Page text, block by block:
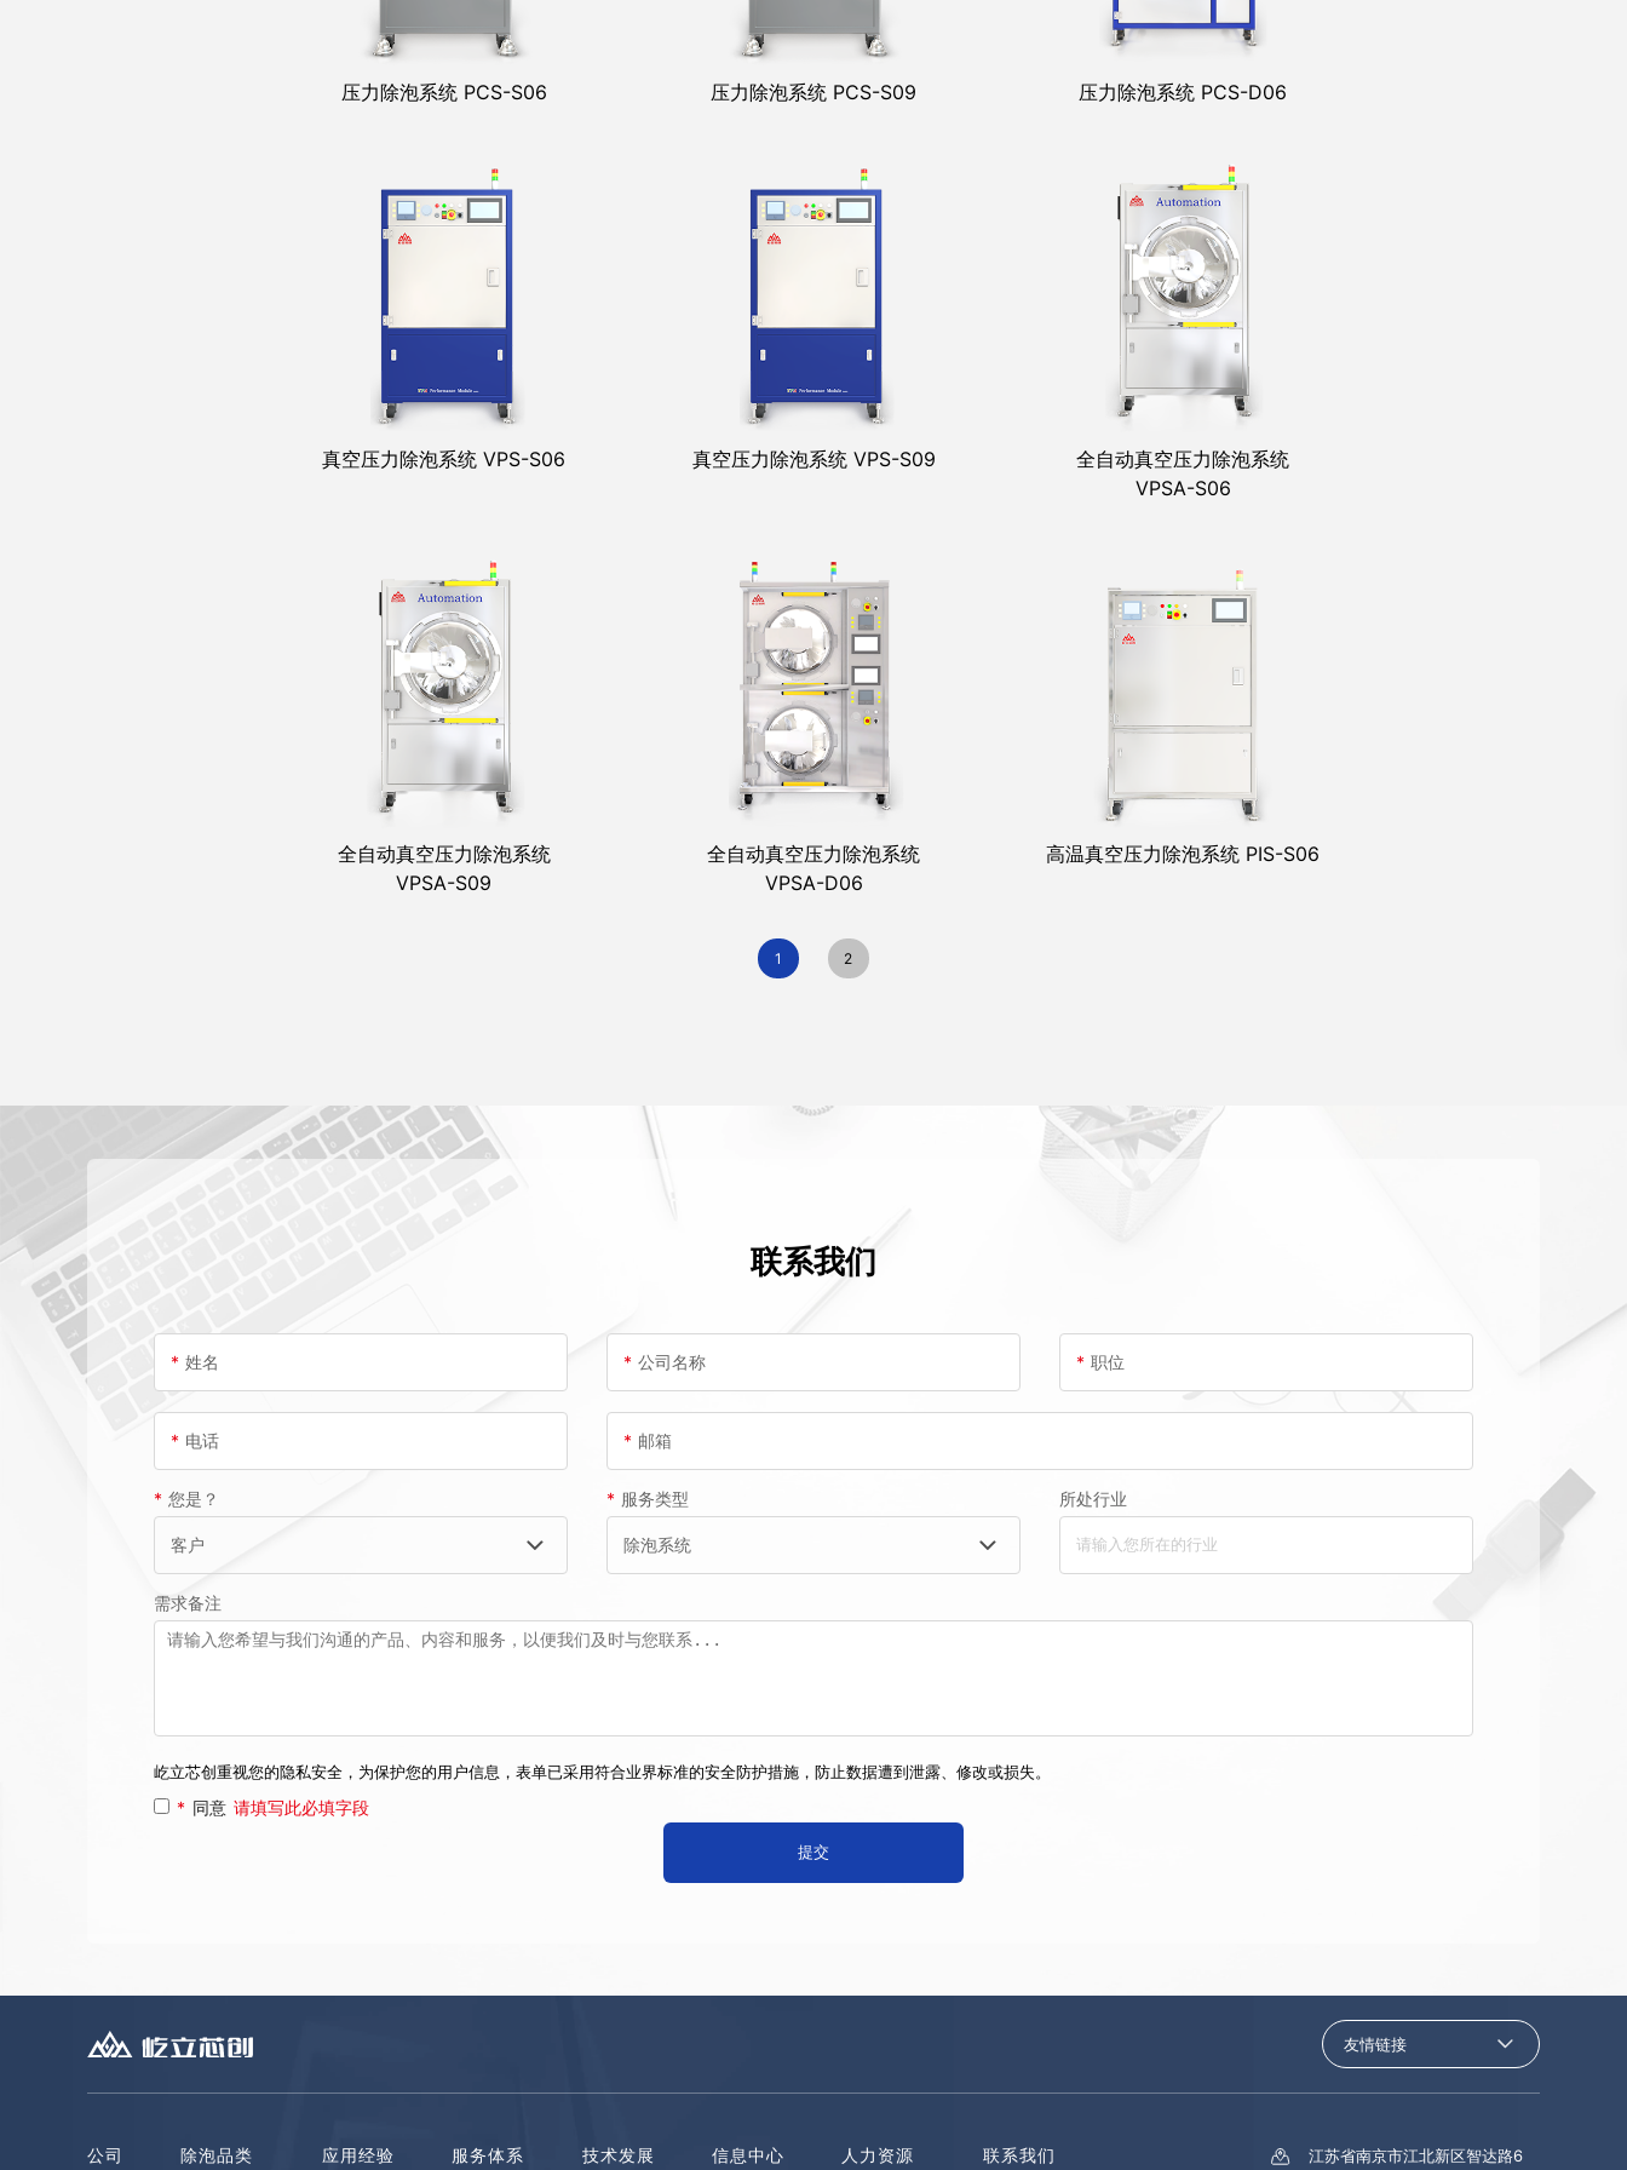
压力除泡系统 PCS-S06 压力除泡系统 PCS-S09 压力除泡系统 PCS-D06
真空压力除泡系统 VPS-S06 真空压力除泡系统 VPS-S09
全自动真空压力除泡系统
VPSA-S06
全自动真空压力除泡系统
VPSA-S09
全自动真空压力除泡系统
VPSA-D06
高温真空压力除泡系统 PIS-S06
1 2
联系我们
* 姓名 * 公司名称 * 职位
* 电话 * 邮箱
* 您是？ * 服务类型 所处行业
需求备注
屹立芯创重视您的隐私安全，为保护您的用户信息，表单已采用符合业界标准的安全防护措施，防止数据遭到泄露、修改或损失。
* 同意 请填写此必填字段
友情链接
公司 除泡品类 应用经验 服务体系 技术发展 信息中心 人力资源 联系我们 江苏省南京市江北新区智达路6